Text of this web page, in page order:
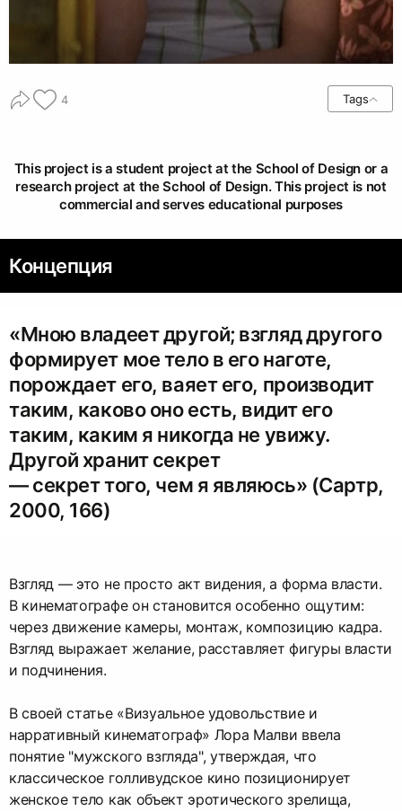
4 Tags
This project is a student project at the School of Design or a
research project at the School of Design. This project is not
commercial and serves educational purposes
Концепция
«Мною владеет другой; взгляд другого
формирует мое тело в его наготе,
порождает его, ваяет его, производит
таким, каково оно есть, видит его
таким, каким я никогда не увижу.
Другой хранит секрет
— секрет того, чем я являюсь» (Сартр,
2000, 166)
Взгляд — это не просто акт видения, а форма власти.
В кинематографе он становится особенно ощутим:
через движение камеры, монтаж, композицию кадра.
Взгляд выражает желание, расставляет фигуры власти
и подчинения.
В своей статье «Визуальное удовольствие и
нарративный кинематограф» Лора Малви ввела
понятие "мужского взгляда", утверждая, что
классическое голливудское кино позиционирует
женское тело как объект эротического зрелища,